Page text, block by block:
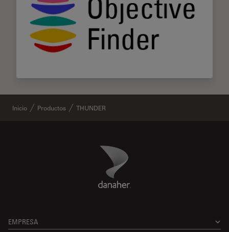
Inicio Productos THUNDER
Danaher Logo
EMPRESA